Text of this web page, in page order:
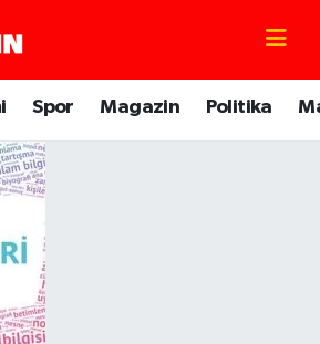
Spor Magazin Politika
Eczaneler
Haritası
Durumu ve Fikstür